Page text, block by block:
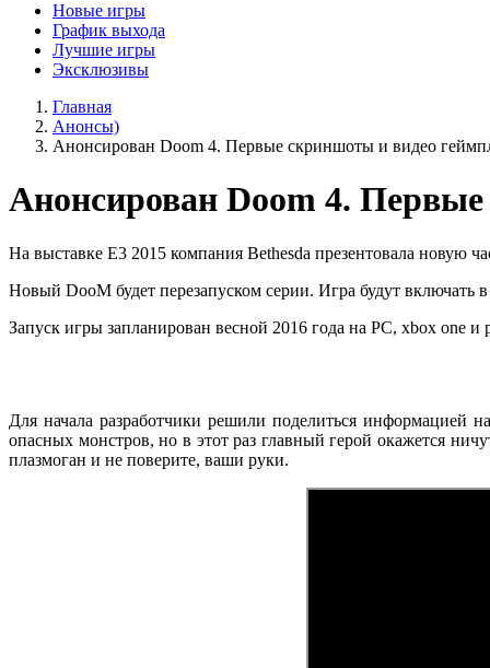
Новые игры
График выхода
Лучшие игры
Эксклюзивы
Главная
Анонсы)
Анонсирован Doom 4. Первые скриншоты и видео
Анонсирован Doom 4.
На выставке E3 2015 компания Bethesda презентовала новую
Новый DooM будет перезапуском серии. Игра будут
Запуск игры запланирован весной 2016 года на PC, xbox one и
Для начала разработчики решили поделиться информацией
опасных монстров, но в этот раз главный герой окажется
плазмоган и не поверите, ваши руки.